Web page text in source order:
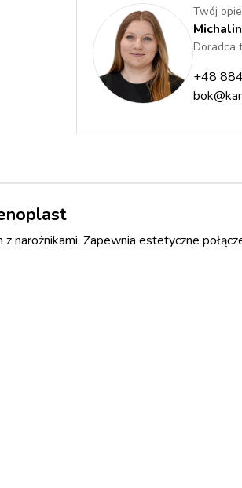
Twój
Doradca
+48
Zapewnia estetyczne